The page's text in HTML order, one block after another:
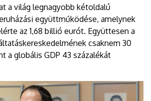
a világ legnagyobb kétoldalú
együttműködése, amelynek
az 1,68 billió eurót. Együttesen a
csaknem 30
a globális GDP 43 százalékát